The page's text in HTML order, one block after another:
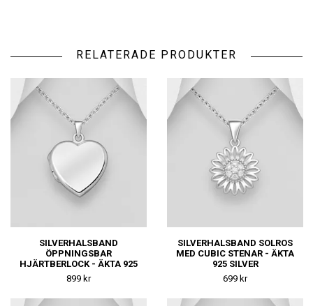
RELATERADE PRODUKTER
SILVERHALSBAND
ÖPPNINGSBAR
HJÄRTBERLOCK - ÄKTA 925
SILVER
899 kr
SILVERHALSBAND SOLROS
MED CUBIC STENAR - ÄKTA
925 SILVER
699 kr